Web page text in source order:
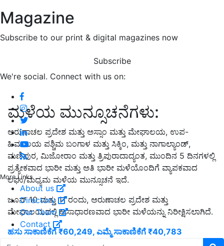
Magazine
Subscribe to our print & digital magazines now
Subscribe
We're social. Connect with us on:
More Links
About us
Directory
Our Team
Contact
ಮಳೆಯ ಮುನ್ಸೂಚನೆಗಳು:
ಅರುಣಾಚಲ ಪ್ರದೇಶ ಮತ್ತು ಅಸ್ಸಾಂ ಮತ್ತು ಮೇಘಾಲಯ, ಉಪ-
ಹಿಮಾಲಯ ಪಶ್ಚಿಮ ಬಂಗಾಳ ಮತ್ತು ಸಿಕ್ಕಿಂ, ಮತ್ತು ನಾಗಾಲ್ಯಾಂಡ್,
ಮಣಿಪುರ, ಮಿಜೋರಾಂ ಮತ್ತು ತ್ರಿಪುರಾದಾದ್ಯಂತ, ಮುಂದಿನ 5 ದಿನಗಳಲ್ಲಿ
ಪ್ರತ್ಯೇಕವಾದ ಭಾರೀ ಮತ್ತು ಅತಿ ಭಾರೀ ಮಳೆಯೊಂದಿಗೆ ವ್ಯಾಪಕವಾದ
ಲಘು/ಮಧ್ಯಮ ಮಳೆಯ ಮುನ್ಸೂಚನೆ ಇದೆ.
ಜೂನ್ 10 ಮತ್ತು 11 ರಂದು, ಅರುಣಾಚಲ ಪ್ರದೇಶ ಮತ್ತು
ಮೇಘಾಲಯದಲ್ಲಿ ಅಸಾಧಾರಣವಾದ ಭಾರೀ ಮಳೆಯನ್ನು ನಿರೀಕ್ಷಿಸಲಾಗಿದೆ.
ಹಸು ಸಾಕಾಣಿಕೆಗೆ ₹60,249, ಎಮ್ಮೆ ಸಾಕಾಣಿಕೆಗೆ ₹40,783
ಸಹಾಯಧನ! ಯಾವ ಪ್ರಾಣಿ ಸಾಕಾಣಿಕೆಗೆ ಎಷ್ಟು ಹಣ ಗೊತ್ತೆ?